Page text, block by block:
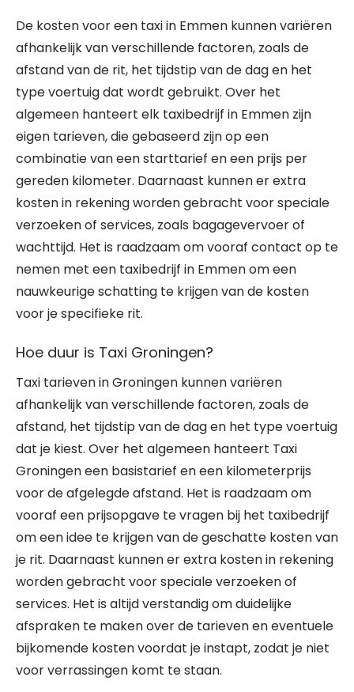
De kosten voor een taxi in Emmen kunnen variëren
afhankelijk van verschillende factoren, zoals de
afstand van de rit, het tijdstip van de dag en het
type voertuig dat wordt gebruikt. Over het
algemeen hanteert elk taxibedrijf in Emmen zijn
eigen tarieven, die gebaseerd zijn op een
combinatie van een starttarief en een prijs per
gereden kilometer. Daarnaast kunnen er extra
kosten in rekening worden gebracht voor speciale
verzoeken of services, zoals bagagevervoer of
wachttijd. Het is raadzaam om vooraf contact op te
nemen met een taxibedrijf in Emmen om een
nauwkeurige schatting te krijgen van de kosten
voor je specifieke rit.
Hoe duur is Taxi Groningen?
Taxi tarieven in Groningen kunnen variëren
afhankelijk van verschillende factoren, zoals de
afstand, het tijdstip van de dag en het type voertuig
dat je kiest. Over het algemeen hanteert Taxi
Groningen een basistarief en een kilometerprijs
voor de afgelegde afstand. Het is raadzaam om
vooraf een prijsopgave te vragen bij het taxibedrijf
om een idee te krijgen van de geschatte kosten van
je rit. Daarnaast kunnen er extra kosten in rekening
worden gebracht voor speciale verzoeken of
services. Het is altijd verstandig om duidelijke
afspraken te maken over de tarieven en eventuele
bijkomende kosten voordat je instapt, zodat je niet
voor verrassingen komt te staan.